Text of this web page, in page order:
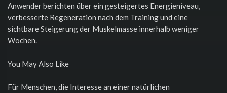
Anwender berichten über ein gesteigertes Energieniveau,
verbesserte Regeneration nach dem Training und eine
sichtbare Steigerung der Muskelmasse innerhalb weniger
Wochen.
You May Also Like
Für Menschen, die Interesse an einer natürlichen